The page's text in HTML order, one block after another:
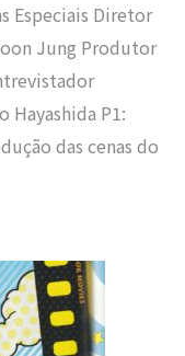
Especiais Diretor
Jung Produtor
P1:
das cenas do